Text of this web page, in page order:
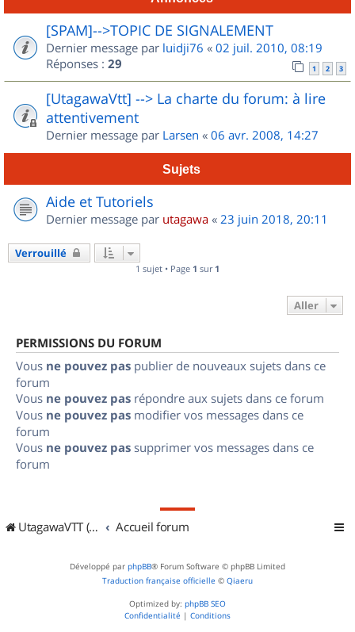
[SPAM]-->TOPIC DE SIGNALEMENT
Dernier message par luidji76 « 02 juil. 2010, 08:19
Réponses : 29 1 2 3
[UtagawaVtt] --> La charte du forum: à lire
attentivement
Dernier message par Larsen « 06 avr. 2008, 14:27
Sujets
Aide et Tutoriels
Dernier message par utagawa « 23 juin 2018, 20:11
Verrouillé
1 sujet • Page 1 sur 1
Aller
PERMISSIONS DU FORUM
Vous ne pouvez pas publier de nouveaux sujets dans ce
forum
Vous ne pouvez pas répondre aux sujets dans ce forum
Vous ne pouvez pas modifier vos messages dans ce
forum
Vous ne pouvez pas supprimer vos messages dans ce
forum
UtagawaVTT (Randos VTT et VTTAE avec traces GPS) Accueil forum
Développé par phpBB® Forum Software © phpBB Limited
Traduction française officielle © Qiaeru
Optimized by: phpBB SEO
Confidentialité | Conditions